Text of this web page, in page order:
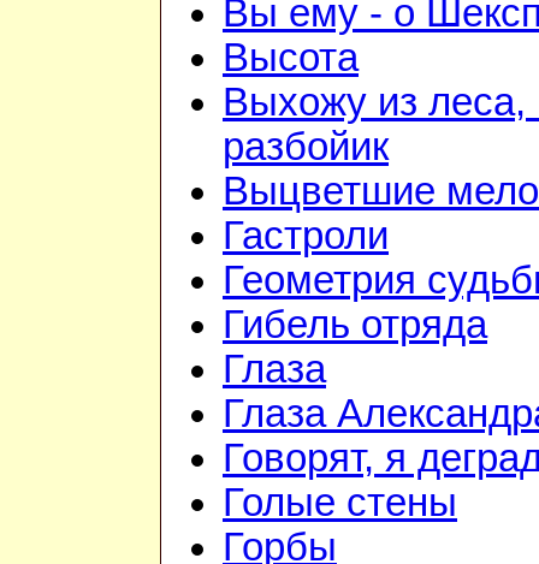
Вы ему - о
Высота
Выхожу из леса,
разбойик
Выцветшие
Гастроли
Геометрия
Гибель отряда
Глаза
Глаза
Говорят, я
Голые стены
Горбы